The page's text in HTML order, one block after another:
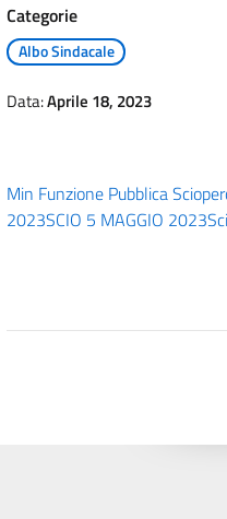
Categorie
Albo Sindacale
Data:Aprile 18, 2023
Min Funzione Pubblica
2023SCIO 5 MAGGIO 2023